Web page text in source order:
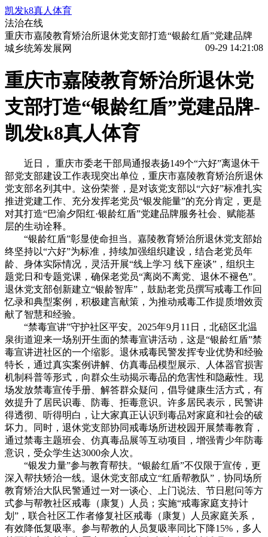
凯发k8真人体育
法治在线
重庆市嘉陵教育矫治所退休党支部打造“银龄红盾”党建品牌
城乡统筹发展网
09-29 14:21:08
重庆市嘉陵教育矫治所退休党
支部打造“银龄红盾”党建品牌-
凯发k8真人体育
近日， 重庆市委老干部局通报表扬149个“六好”离退休干
部党支部建设工作表现突出单位，重庆市嘉陵教育矫治所退休
党支部名列其中。这份荣誉，是对该党支部以“六好”标准扎实
推进党建工作、充分发挥老党员“银发能量”的充分肯定，更是
对其打造“巴渝夕阳红·银龄红盾”党建品牌服务社会、赋能基
层的生动诠释。
“银龄红盾”彰显使命担当。嘉陵教育矫治所退休党支部始
终坚持以“六好”为标准，持续加强组织建设，结合老党员年
龄、身体实际情况，灵活开展“线上学习 线下座谈”，组织主
题党日和专题党课，确保老党员“离岗不离党、退休不褪色”。
退休党支部创新建立“银龄智库”，鼓励老党员撰写戒毒工作回
忆录和典型案例，积极建言献策，为推动戒毒工作提质增效贡
献了智慧和经验。
“禁毒宣讲”守护社区平安。2025年9月11日，北碚区北温
泉街道迎来一场别开生面的禁毒宣讲活动，这是“银龄红盾”禁
毒宣讲进社区的一个缩影。退休戒毒民警发挥专业优势和经验
特长，通过真实案例讲解、仿真毒品模型展示、人体器官损害
机制科普等形式，向群众生动揭示毒品的危害性和隐蔽性。现
场发放禁毒宣传手册、解答群众疑问，倡导健康生活方式，有
效提升了居民识毒、防毒、拒毒意识。许多居民表示，民警讲
得透彻、听得明白，让大家真正认识到毒品对家庭和社会的破
坏力。同时，退休党支部协同戒毒场所进校园开展禁毒教育，
通过禁毒主题班会、仿真毒品展等互动项目，增强青少年防毒
意识，受众学生达3000余人次。
“银发力量”参与教育帮扶。“银龄红盾”不仅限于宣传，更
深入帮扶矫治一线。退休党支部成立“红盾帮教队”，协同场所
教育矫治大队民警通过一对一谈心、上门说法、节日慰问等方
式参与帮教社区戒毒（康复）人员；实施“戒毒家庭支持计
划”，联合社区工作者修复社区戒毒（康复）人员家庭关系，
有效降低复吸率。参与帮教的人员复吸率同比下降15%，多人